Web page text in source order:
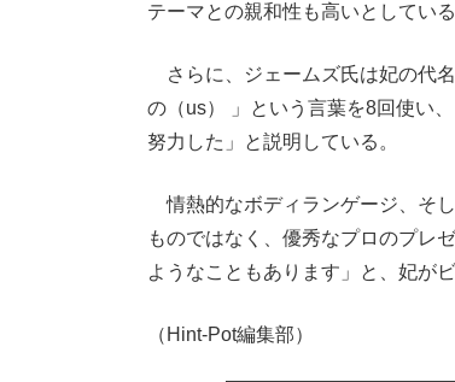
テーマとの親和性も高いとしている
さらに、ジェームズ氏は妃の代
の（us） 」という言葉を8回使い
努力した」と説明している。
情熱的なボディランゲージ、そ
ものではなく、優秀なプロのプレ
ようなこともあります」と、妃が
（Hint-Pot編集部）